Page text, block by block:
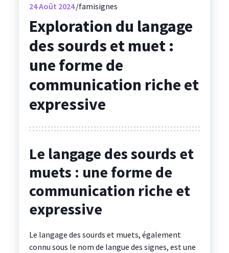
24Août 2024 famisignes
Exploration du langage
des sourds et muet :
une forme de
communication riche et
expressive
Le langage des sourds et
muets : une forme de
communication riche et
expressive
Le langage des sourds et muets, également
connu sous le nom de langue des signes, est une